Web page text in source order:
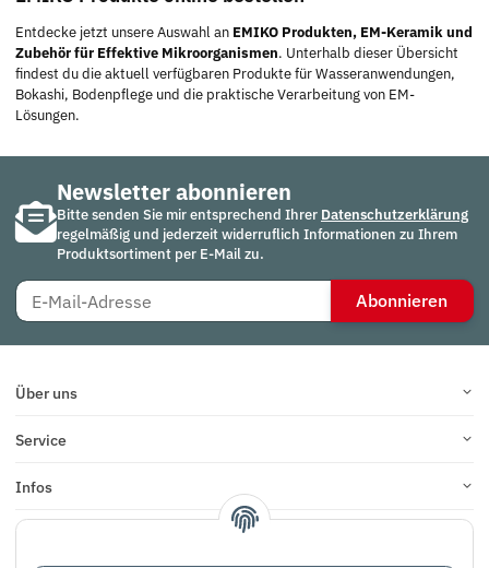
Entdecke jetzt unsere Auswahl an EMIKO Produkten, EM-Keramik und
Zubehör für Effektive Mikroorganismen. Unterhalb dieser Übersicht
findest du die aktuell verfügbaren Produkte für Wasseranwendungen,
Bokashi, Bodenpflege und die praktische Verarbeitung von EM-
Lösungen.
Newsletter abonnieren
Bitte senden Sie mir entsprechend Ihrer Datenschutzerklärung
regelmäßig und jederzeit widerruflich Informationen zu Ihrem
Produktsortiment per E-Mail zu.
Abonnieren
Über uns
Service
Infos
Bewertungen